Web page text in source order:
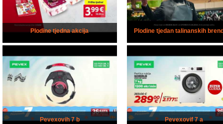
Plodine tjedna akcija Plodine tjedan talinanskih
Pevexovih 7 b Pevexovif 7 a